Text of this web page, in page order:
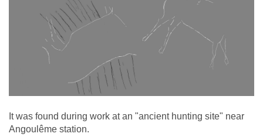
It was found during work at an "ancient hunting site" near
Angoulême station.